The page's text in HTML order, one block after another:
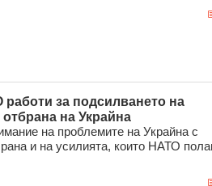
за подсилването на
на Украйна
на проблемите на Украйна с
и на усилията, които НАТО